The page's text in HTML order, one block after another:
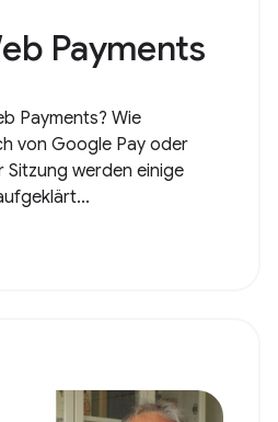
Payments
Payments? Wie
von Google Pay oder
Sitzung werden einige